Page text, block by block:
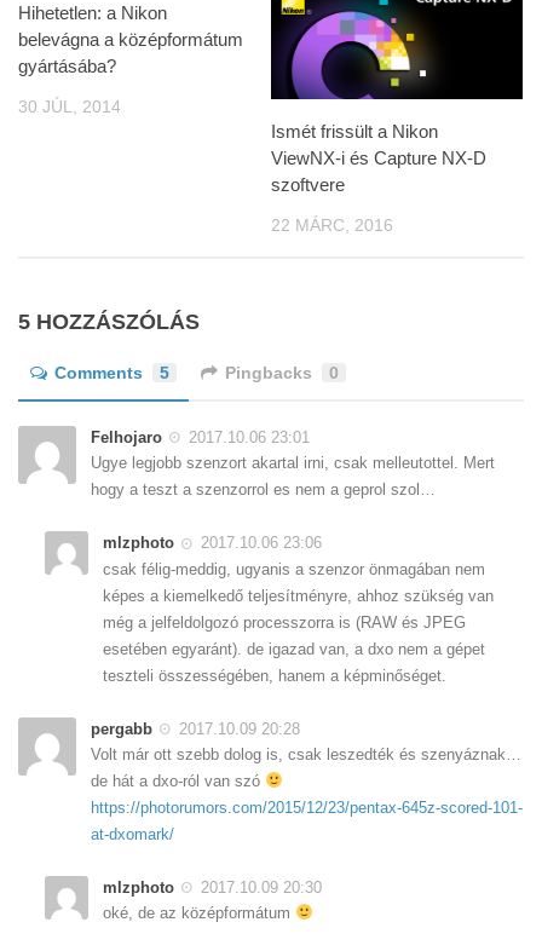
Hihetetlen: a Nikon
belevágna a középformátum
gyártásába?
30 JÚL, 2014
Ismét frissült a Nikon
ViewNX-i és Capture NX-D
szoftvere
22 MÁRC, 2016
5 HOZZÁSZÓLÁS
Comments 5 Pingbacks 0
Felhojaro
2017.10.06 23:01
Ugye legjobb szenzort akartal irni, csak melleutottel. Mert
hogy a teszt a szenzorrol es nem a geprol szol…
mlzphoto
2017.10.06 23:06
csak félig-meddig, ugyanis a szenzor önmagában nem
képes a kiemelkedő teljesítményre, ahhoz szükség van
még a jelfeldolgozó processzorra is (RAW és JPEG
esetében egyaránt). de igazad van, a dxo nem a gépet
teszteli összességében, hanem a képminőséget.
pergabb
2017.10.09 20:28
Volt már ott szebb dolog is, csak leszedték és szenyáznak…
de hát a dxo-ról van szó
https://photorumors.com/2015/12/23/pentax-645z-scored-101-
at-dxomark/
mlzphoto
2017.10.09 20:30
oké, de az középformátum